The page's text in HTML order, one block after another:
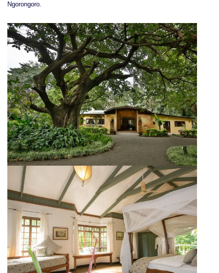
Viaggi in Colombia
Viaggi in Ecuador Galapagos
Viaggi in Peru'
Ngorongoro.